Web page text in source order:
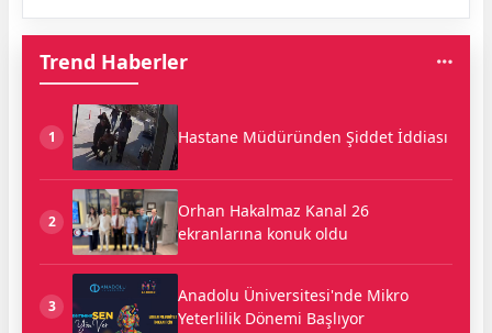
Trend Haberler
1 Hastane Müdüründen Şiddet İddiası
2
Orhan Hakalmaz Kanal 26
ekranlarına konuk oldu
3
Anadolu Üniversitesi'nde Mikro
Yeterlilik Dönemi Başlıyor